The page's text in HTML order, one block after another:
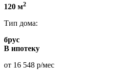
120 м2
Тип дома:
брус
В ипотеку
от 16 548 р/мес